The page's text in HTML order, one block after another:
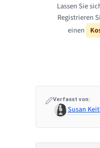
Lassen Sie
Registrieren
einen
Verfasst von:
Susan